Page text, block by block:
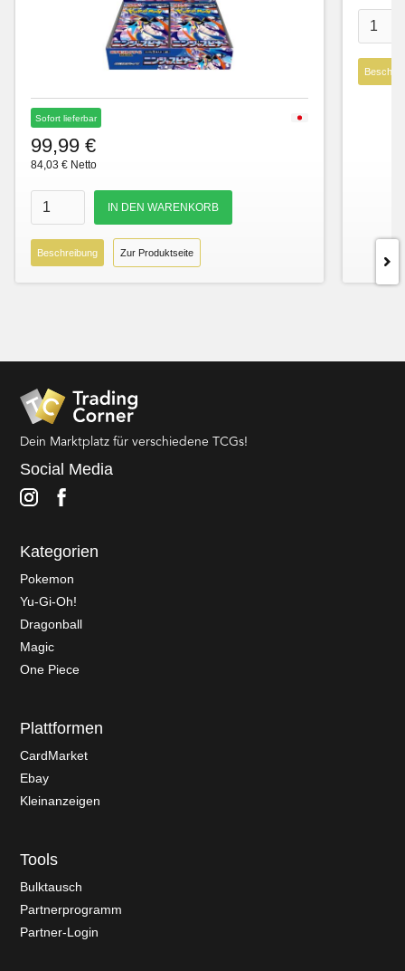
Sofort lieferbar
99,99 €
84,03 € Netto
Beschreibung Zur Produktseite
Dein Marktplatz für verschiedene TCGs!
Social Media
Kategorien
Pokemon
Yu-Gi-Oh!
Dragonball
Magic
One Piece
Plattformen
CardMarket
Ebay
Kleinanzeigen
Tools
Bulktausch
Partnerprogramm
Partner-Login